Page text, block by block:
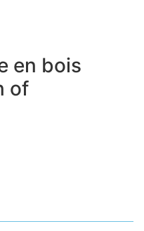
en bois
of